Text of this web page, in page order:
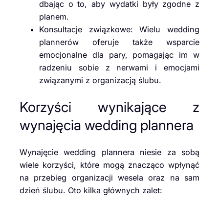
dbając o to, aby wydatki były zgodne z
planem.
Konsultacje związkowe: Wielu wedding
plannerów oferuje także wsparcie
emocjonalne dla pary, pomagając im w
radzeniu sobie z nerwami i emocjami
związanymi z organizacją ślubu.
Korzyści wynikające z
wynajęcia wedding plannera
Wynajęcie wedding plannera niesie za sobą
wiele korzyści, które mogą znacząco wpłynąć
na przebieg organizacji wesela oraz na sam
dzień ślubu. Oto kilka głównych zalet: